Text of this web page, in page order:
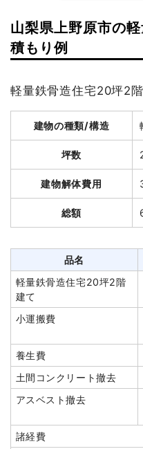
建物の種類/構造
建物解体費用
総額
木造住宅54坪2階建て
狭小地加算
フェンス撤去
ブロック塀撤去
植木・植栽撤去
2
浄化槽・便槽撤去
1
ブロック塀撤去
1
値引き
山梨県上野原市の
積もり例
軽量鉄骨造住宅20坪2
建物の種類/構造
坪数
建物解体費用
総額
品名
軽量鉄骨造住宅20坪2階
建て
小運搬費
養生費
土間コンクリート撤去
アスベスト撤去
諸経費